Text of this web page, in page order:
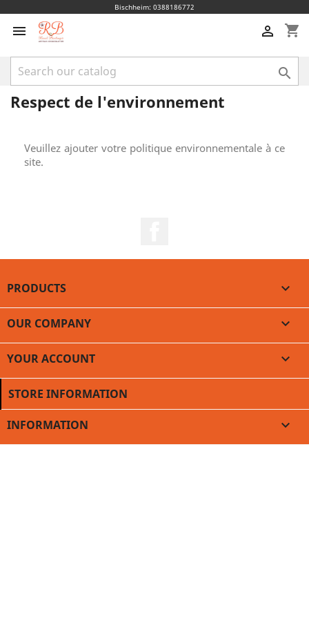
Bischheim: 0388186772
 shopping_cart


Respect de l'environnement
Veuillez ajouter votre politique environnementale à ce
site.
PRODUCTS 
OUR COMPANY 
YOUR ACCOUNT 
STORE INFORMATION
INFORMATION 